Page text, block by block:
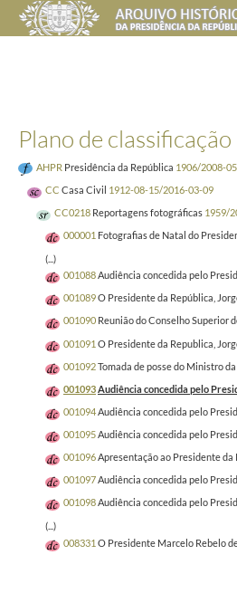
Plano de classificação
AHPR Presidência da República 1906/2008-
CC Casa Civil 1912-08-15/2016-03-09
CC0218 Reportagens fotográficas 1959/
000001 Fotografias de Natal do
(...)
001088Audiência concedida pelo
001089O Presidente da República,
001090 Reunião do Conselho Superior
001091 O Presidente da Republica,
001092Tomada de posse do Ministro
001093Audiência concedida pelo
001094Audiência concedida pelo
001095Audiência concedida pelo
001096Apresentação ao Presidente da
001097Audiência concedida pelo
001098Audiência concedida pelo
(...)
008331 O Presidente Marcelo Rebelo